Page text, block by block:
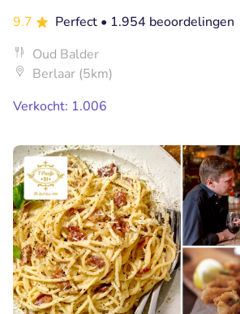
9.7
Perfect • 1.954 beoordelingen
Oud Balder
Berlaar (5km)
Verkocht: 1.006